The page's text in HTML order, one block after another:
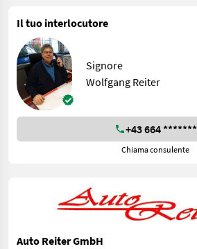
Il tuo interlocutore
Signore
Wolfgang Reiter
+43 664 *******
Chiama consulente
Auto Reiter GmbH